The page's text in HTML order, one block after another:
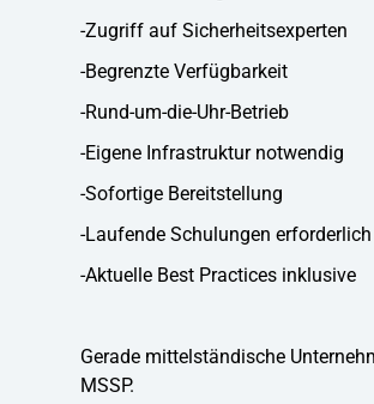
-Zugriff auf Sicherheitsexperten
-Begrenzte Verfügbarkeit
-Rund-um-die-Uhr-Betrieb
-Eigene Infrastruktur notwendig
-Sofortige Bereitstellung
-Laufende Schulungen erforderlich
-Aktuelle Best Practices inklusive
Gerade mittelständische
MSSP.